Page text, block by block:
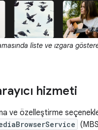
liste ve ızgara
hizmeti
ve özelleştirme